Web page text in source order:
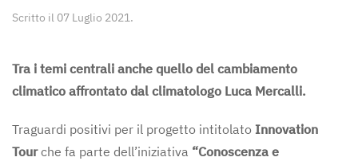
Scritto il 07 Luglio 2021.
Tra i temi centrali anche quello del cambiamento
climatico affrontato dal climatologo Luca Mercalli.
Traguardi positivi per il progetto intitolato Innovation
Tourche fa parte dell’iniziativa “Conoscenza e